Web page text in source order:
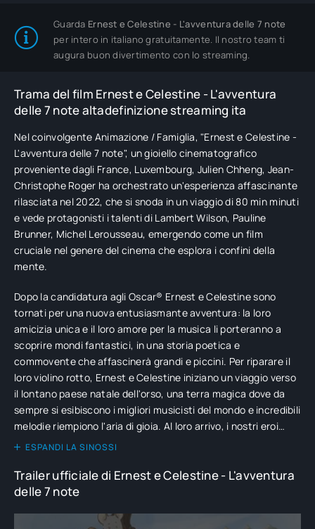
Guarda Ernest e Celestine - L'avventura delle 7 note
per intero in italiano gratuitamente. Il nostro team ti
augura buon divertimento con lo streaming.
Trama del film Ernest e Celestine - L'avventura
delle 7 note altadefinizione streaming ita
Nel coinvolgente Animazione / Famiglia, "Ernest e Celestine -
L'avventura delle 7 note", un gioiello cinematografico
proveniente dagli France, Luxembourg, Julien Chheng, Jean-
Christophe Roger ha orchestrato un'esperienza affascinante
rilasciata nel 2022, che si snoda in un viaggio di 80 min minuti
e vede protagonisti i talenti di Lambert Wilson, Pauline
Brunner, Michel Lerousseau, emergendo come un film
cruciale nel genere del cinema che esplora i confini della
mente.
Dopo la candidatura agli Oscar® Ernest e Celestine sono
tornati per una nuova entusiasmante avventura: la loro
amicizia unica e il loro amore per la musica li porteranno a
scoprire mondi fantastici, in una storia poetica e
commovente che affascinerà grandi e piccini. Per riparare il
loro violino rotto, Ernest e Celestine iniziano un viaggio verso
il lontano paese natale dell'orso, una terra magica dove da
sempre si esibiscono i migliori musicisti del mondo e incredibili
melodie riempiono l'aria di gioia. Al loro arrivo, i nostri eroi
scoprono però una realtà completamente diversa: tutte le
riescono proprio ad immaginare una vita senza musica.
Insieme ai loro amici e a un misterioso fuorilegge mascherato,
ESPANDI LA SINOSSI
Trailer ufficiale di Ernest e Celestine - L'avventura
delle 7 note